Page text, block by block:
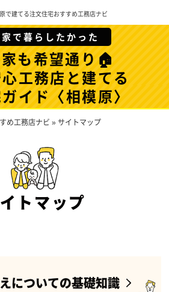
で建てる注文住宅おすすめ工務店ナビ
で暮らしたかった
も希望通り🏠
工務店と建てる
イド〈相模原〉
め工務店ナビ » サイトマップ
トマップ
についての基礎知識